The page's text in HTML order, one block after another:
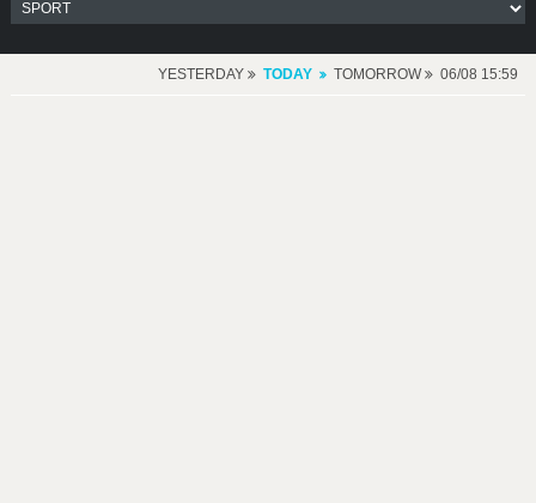
YESTERDAY TODAY TOMORROW 06/08 15:59